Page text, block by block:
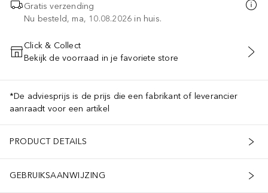
Gratis verzending
Nu besteld, ma, 10.08.2026 in huis.
VOEG TOE AAN WINKELMANDJE
Click & Collect
Bekijk de voorraad in je favoriete store
*De adviesprijs is de prijs die een fabrikant of leverancier
aanraadt voor een artikel
PRODUCT DETAILS
GEBRUIKSAANWIJZING